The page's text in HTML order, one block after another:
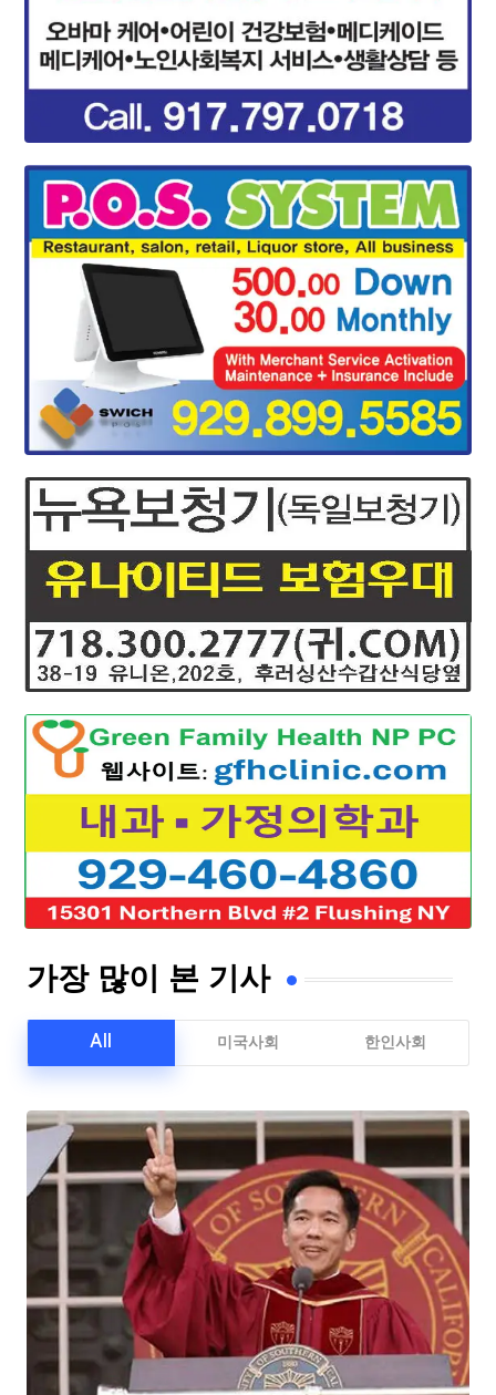
가장 많이 본 기사
All 미국사회 한인사회